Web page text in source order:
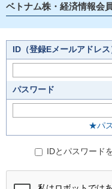
ベトナム株・経済情報会
ID（登録Eメールアドレス
パスワード
★パ
IDとパスワード